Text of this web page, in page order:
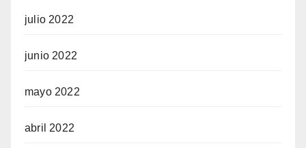
julio 2022
junio 2022
mayo 2022
abril 2022